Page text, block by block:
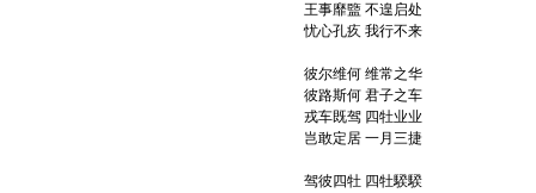
王事靡盬 不遑启处
忧心孔疚 我行不来
彼尔维何 维常之华
彼路斯何 君子之车
戎车既驾 四牡业业
岂敢定居 一月三捷
驾彼四牡 四牡騤騤